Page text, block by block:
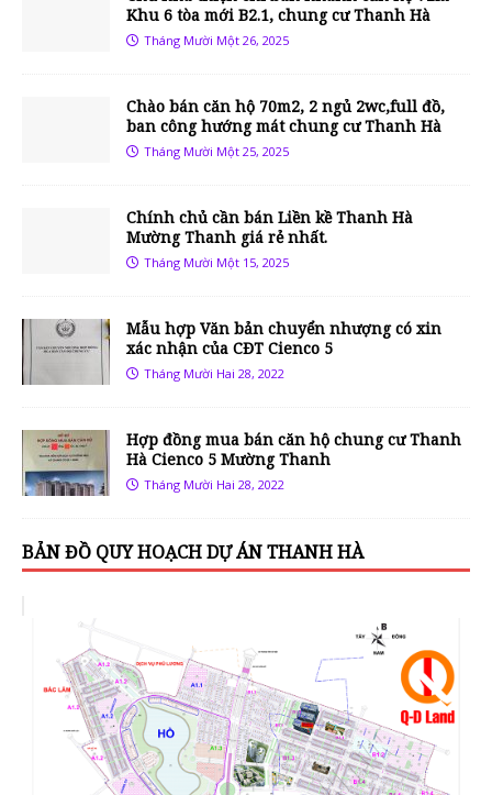
Khu 6 tòa mới B2.1, chung cư Thanh Hà
Tháng Mười Một 26, 2025
Chào bán căn hộ 70m2, 2 ngủ 2wc,full đồ,
ban công hướng mát chung cư Thanh Hà
Tháng Mười Một 25, 2025
Chính chủ cần bán Liền kề Thanh Hà
Mường Thanh giá rẻ nhất.
Tháng Mười Một 15, 2025
Mẫu hợp Văn bản chuyển nhượng có xin
xác nhận của CĐT Cienco 5
Tháng Mười Hai 28, 2022
Hợp đồng mua bán căn hộ chung cư Thanh
Hà Cienco 5 Mường Thanh
Tháng Mười Hai 28, 2022
BẢN ĐỒ QUY HOẠCH DỰ ÁN THANH HÀ